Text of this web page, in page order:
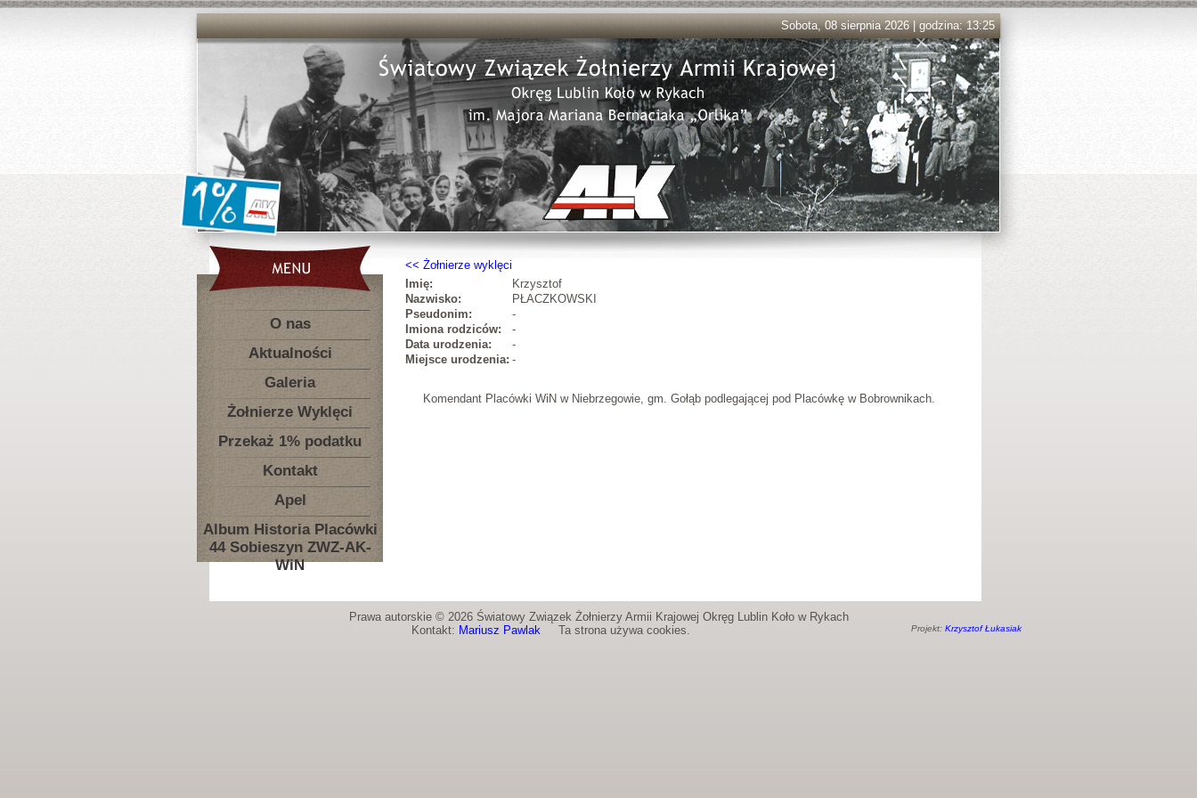
Sobota, 08 sierpnia 2026 | godzina: 13:25
O nas
Aktualności
Galeria
Żołnierze Wyklęci
Przekaż 1% podatku
Kontakt
Apel
Album Historia Placówki
44 Sobieszyn ZWZ-AK-
WiN
Żołnierze wyklęci
Imię:
Krzysztof
Nazwisko:
PŁACZKOWSKI
Pseudonim:
-
Imiona rodziców:
-
Data urodzenia:
-
Miejsce urodzenia: -
Komendant Placówki WiN w Niebrzegowie, gm. Gołąb podlegającej pod Placówkę w Bobrownikach.
Prawa autorskie © 2026 Światowy Związek Żołnierzy Armii Krajowej Okręg Lublin Koło w Rykach
Kontakt: Mariusz PawlakTa strona używa cookies. Projekt: Krzysztof Łukasiak